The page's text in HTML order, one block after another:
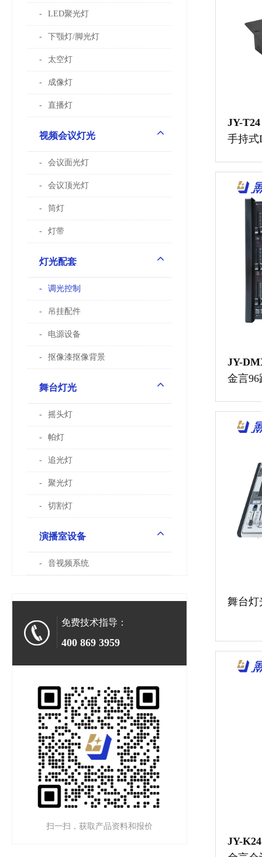
LED聚光灯
下颚灯/脚光灯
太空灯
成像灯
直播灯
视频会议灯光
会议面光灯
会议顶光灯
筒灯
灯带
灯光配套
调光控制
吊挂配件
电源设备
抠像漆抠像背景
舞台灯光
摇头灯
帕灯
追光灯
聚光灯
切割灯
演播室设备
音视频系统
免费技术指导：
400 869 3959
扫一扫，获取产品资料和报价
JY-T24
手持式
JY-
金言
舞台
JY-K24